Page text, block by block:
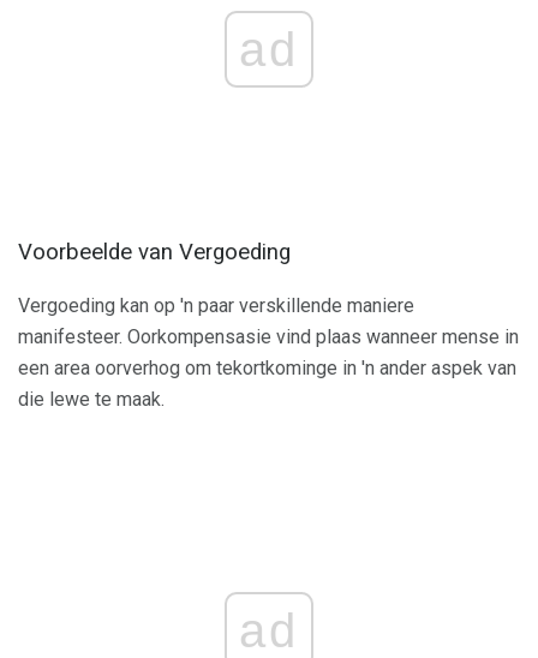
ad
Voorbeelde van Vergoeding
Vergoeding kan op 'n paar verskillende maniere
manifesteer. Oorkompensasie vind plaas wanneer mense in
een area oorverhog om tekortkominge in 'n ander aspek van
die lewe te maak.
ad